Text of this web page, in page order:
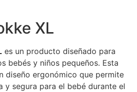
XL
es un producto diseñado para
bebés y niños pequeños. Esta
diseño ergonómico que permite
y segura para el bebé durante el